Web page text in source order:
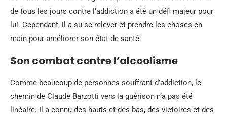
de tous les jours contre l’addiction a été un défi majeur pour
lui. Cependant, il a su se relever et prendre les choses en
main pour améliorer son état de santé.
Son combat contre l’alcoolisme
Comme beaucoup de personnes souffrant d’addiction, le
chemin de Claude Barzotti vers la guérison n’a pas été
linéaire. Il a connu des hauts et des bas, des victoires et des